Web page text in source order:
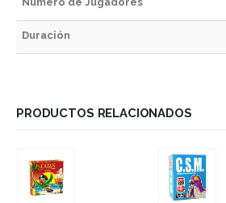
Duración
PRODUCTOS RELACIONADOS